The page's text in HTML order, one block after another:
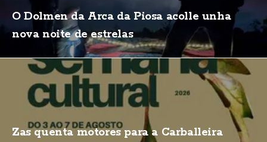
O Dolmen da Arca da Piosa acolle unha
nova noite de estrelas
Zas quenta motores para a Carballeira